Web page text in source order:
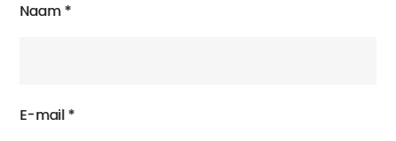
Naam *
E-mail *